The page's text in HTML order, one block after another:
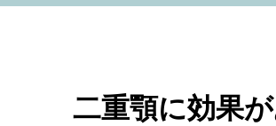
二重顎に効果